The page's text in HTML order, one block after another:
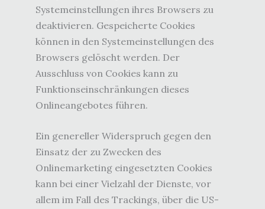
Systemeinstellungen ihres Browsers zu
deaktivieren. Gespeicherte Cookies
können in den Systemeinstellungen des
Browsers gelöscht werden. Der
Ausschluss von Cookies kann zu
Funktionseinschränkungen dieses
Onlineangebotes führen.
Ein genereller Widerspruch gegen den
Einsatz der zu Zwecken des
Onlinemarketing eingesetzten Cookies
kann bei einer Vielzahl der Dienste, vor
allem im Fall des Trackings, über die US-